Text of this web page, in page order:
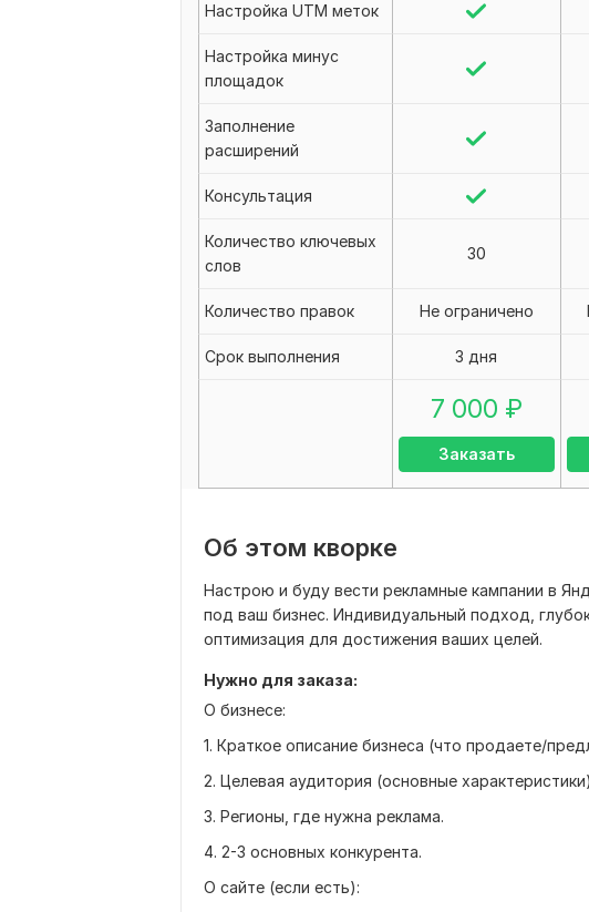
Настройка UTM меток
Настройка минус
площадок
Заполнение
расширений
Консультация
Количество ключевых
слов
30
Количество правок Не ограничено
Срок выполнения 3 дня
7 000 ₽
Заказать
Об этом кворке
Настрою и буду вести рекламные кампании в
под ваш бизнес. Индивидуальный подход,
оптимизация для достижения ваших целей.
Нужно для заказа:
О бизнесе:
1. Краткое описание бизнеса (что продаете/
2. Целевая аудитория (основные
3. Регионы, где нужна реклама.
4. 2-3 основных конкурента.
О сайте (если есть):